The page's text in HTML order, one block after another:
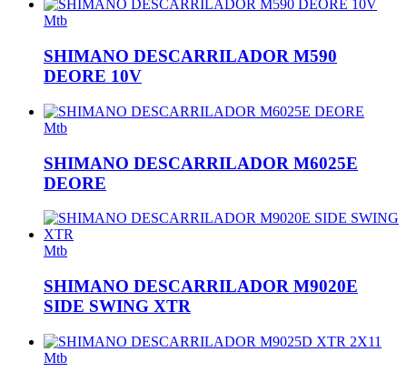
Mtb
SHIMANO DESCARRILADOR M590
DEORE 10V
Mtb
SHIMANO DESCARRILADOR M6025E
DEORE
Mtb
SHIMANO DESCARRILADOR M9020E
SIDE SWING XTR
Mtb